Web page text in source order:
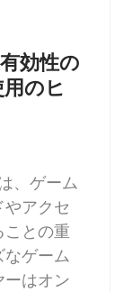
効性の
のヒ
、ゲーム
アクセ
ことの重
ゲーム
はオン